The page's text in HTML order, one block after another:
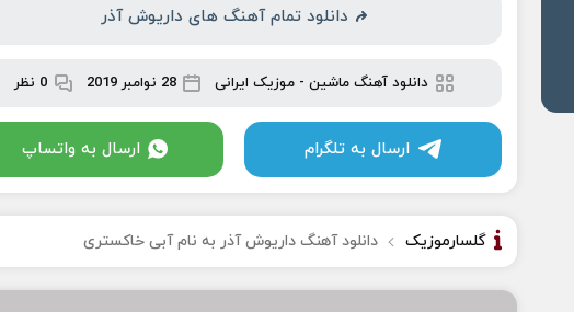
دانلود تمام آهنگ های داریوش آذر
دانلود آهنگ ماشین- موزیک ایرانی 28 نوامبر 2019 0 نظر
ارسال به تلگرام ارسال به واتساپ
گلسارموزیک دانلود آهنگ داریوش آذر به نام آبی خاکستری